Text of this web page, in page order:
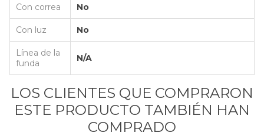
Con correa No
Con luz No
Línea de la
funda
N/A
LOS CLIENTES QUE COMPRARON
ESTE PRODUCTO TAMBIÉN HAN
COMPRADO